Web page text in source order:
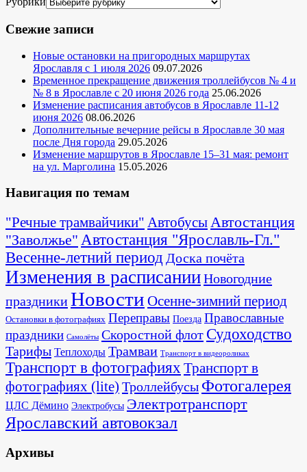
Свежие записи
Новые остановки на пригородных маршрутах
Ярославля с 1 июля 2026 09.07.2026
Временное прекращение движения троллейбусов № 4 и
№ 8 в Ярославле с 20 июня 2026 года 25.06.2026
Изменение расписания автобусов в Ярославле 11-12
июня 2026 08.06.2026
Дополнительные вечерние рейсы в Ярославле 30 мая
после Дня города 29.05.2026
Изменение маршрутов в Ярославле 15–31 мая: ремонт
на ул. Марголина 15.05.2026
Навигация по темам
"Речные трамвайчики" АвтобусыАвтостанция
"Заволжье" Автостанция "Ярославль-Гл."
Весенне-летний период Доска почёта
Изменения в расписанииНовогодние
праздникиНовости Осенне-зимний период
Остановки в фотографиях Переправы Поезда Православные
праздники Самолёты Скоростной флот Судоходство
Тарифы Теплоходы Трамваи Транспорт в видеороликах
Транспорт в фотографияхТранспорт в
фотографиях (lite) Троллейбусы Фотогалерея
ЦЛС Дёмино Электробусы Электротранспорт
Ярославский автовокзал
Архивы